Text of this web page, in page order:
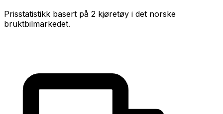
Prisstatistikk basert på 2 kjøretøy i det norske
bruktbilmarkedet.